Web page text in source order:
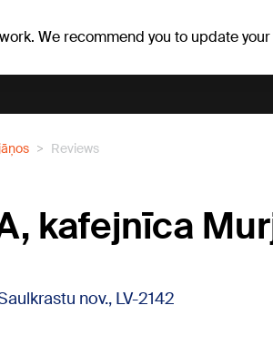
We recommend you to update
Reviews
kafejnīca
nov., LV-2142